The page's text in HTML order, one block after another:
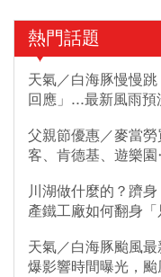
熱門話題
天氣／白海豚慢慢
回應」...最新風雨
父親節優惠／麥當
客、肯德基、遊樂
川湖做什麼的？躋
產鐵工廠如何翻身
天氣／白海豚颱風
爆影響時間曝光，